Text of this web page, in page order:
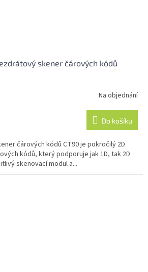
skener čárových kódů
Na objednání
Do košíku
čárových kódů CT90 je pokročilý 2D
kódů, který podporuje jak 1D, tak 2D
skenovací modul a...